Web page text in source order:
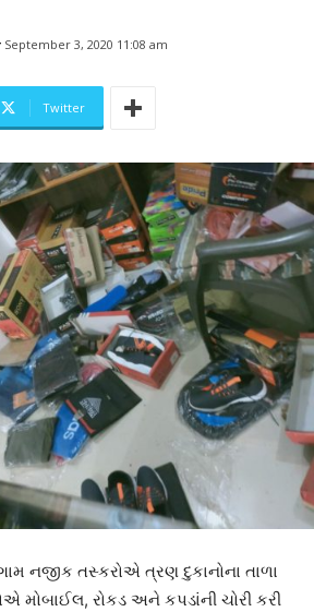
September 3, 2020 11:08 am
Twitter
ગામ નજીક તસ્કરોએ ત્રણ દુકાનોના તાળા
મોબાઈલ, રોકડ અને કપડાંની ચોરી કરી